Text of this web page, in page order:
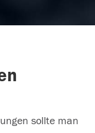
sollte man